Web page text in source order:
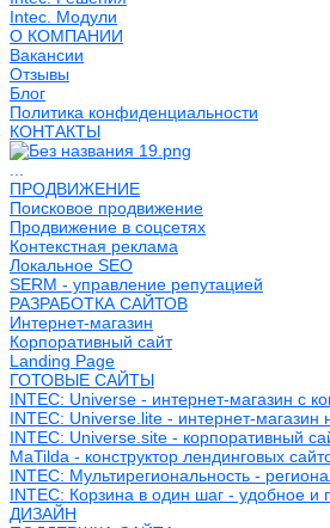
Intec. Модули
О КОМПАНИИ
Вакансии
Отзывы
Блог
Политика конфиденциальности
КОНТАКТЫ
ПРОДВИЖЕНИЕ
Поисковое продвижение
Продвижение в соцсетях
Контекстная реклама
Локальное SEO
SERM - управление репутацией
РАЗРАБОТКА САЙТОВ
Интернет-магазин
Корпоративный сайт
Landing Page
ГОТОВЫЕ САЙТЫ
INTEC: Universe - интернет-магазин с
INTEC: Universe.lite - интернет-магазин
INTEC: Universe.site - корпоративный
MaTilda - конструктор лендинговых
INTEC: Мультирегиональность -
INTEC: Корзина в один шаг - удобное и
ДИЗАЙН